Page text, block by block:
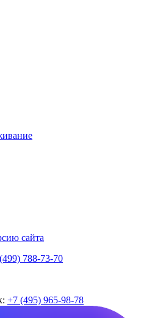
сайта
788-73-70
+7 (495) 965-98-78